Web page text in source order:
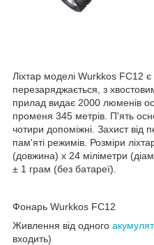
Ліхтар моделі Wurkkos FC12
перезаряджається, з
прилад видає 2000 люменів
променя 345 метрів. П'ять
чотири допоміжні. Захист від
пам'яті режимів. Розміри
(довжина) x 24 міліметри
± 1 грам (без батареї).
Фонарь Wurkkos FC12
Живлення від одного
входить)